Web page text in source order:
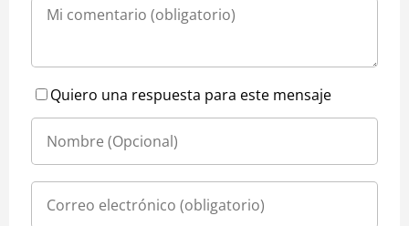
Quiero una respuesta para este mensaje